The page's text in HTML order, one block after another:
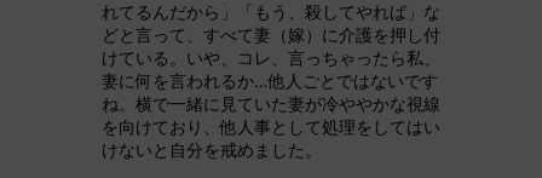
れてるんだから」「もう、殺してやれば」な
どと言って、すべて妻（嫁）に介護を押し付
けている。いや、コレ、言っちゃったら私、
妻に何を言われるか…他人ごとではないです
ね。横で一緒に見ていた妻が冷ややかな視線
を向けており、他人事として処理をしてはい
けないと自分を戒めました。